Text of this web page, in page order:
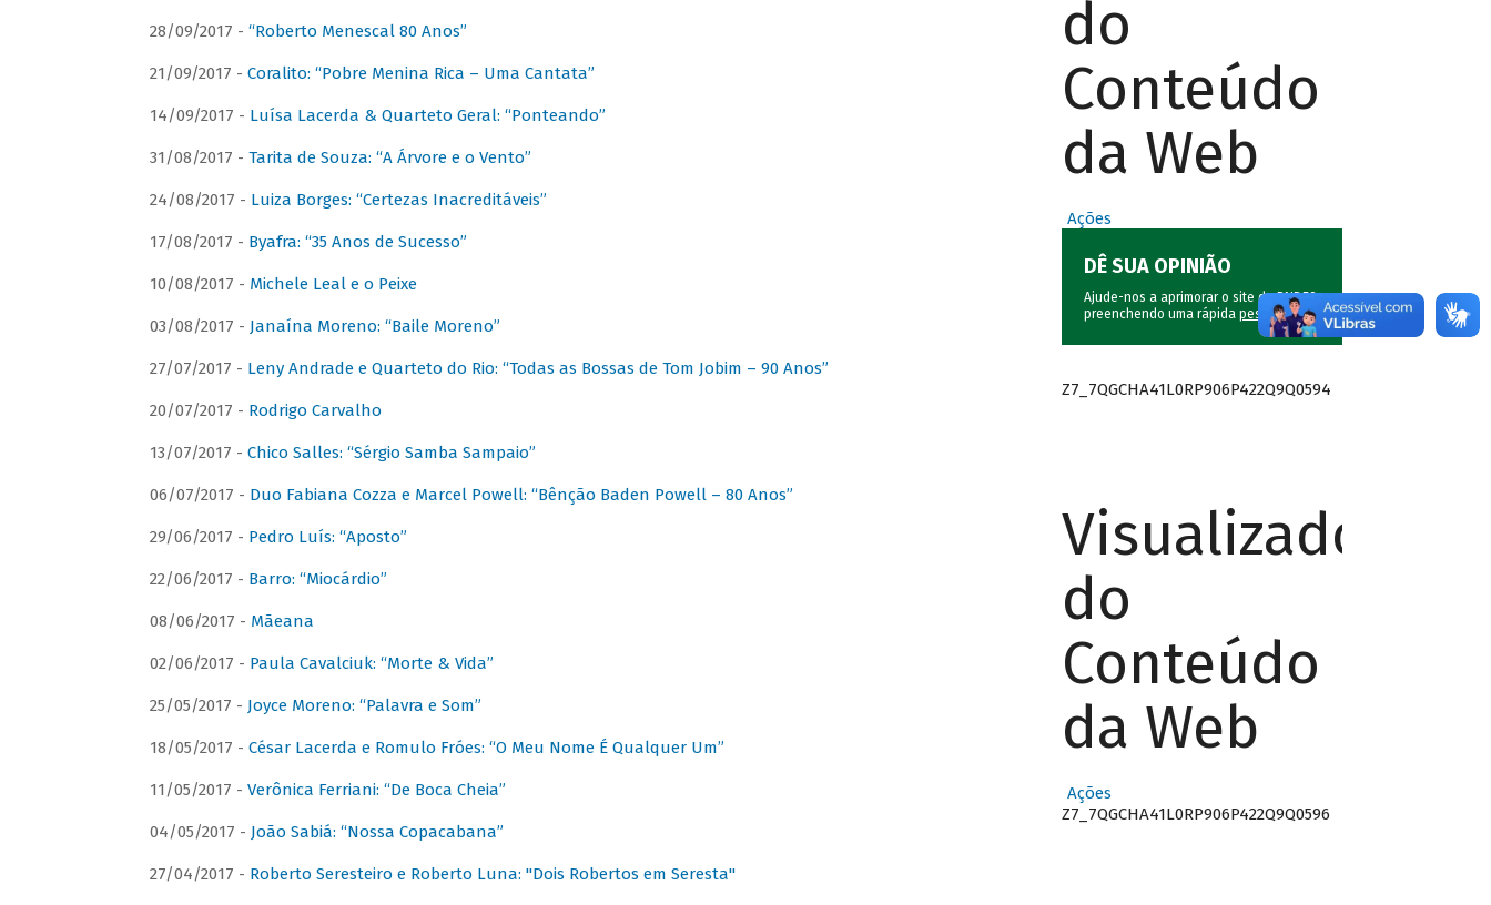
28/09/2017 - “Roberto Menescal 80 Anos”
21/09/2017 - Coralito: “Pobre Menina Rica – Uma Cantata”
14/09/2017 - Luísa Lacerda & Quarteto Geral: “Ponteando”
31/08/2017 - Tarita de Souza: “A Árvore e o Vento”
24/08/2017 - Luiza Borges: “Certezas Inacreditáveis”
17/08/2017 - Byafra: “35 Anos de Sucesso”
10/08/2017 - Michele Leal e o Peixe
03/08/2017 - Janaína Moreno: “Baile Moreno”
27/07/2017 - Leny Andrade e Quarteto do Rio: “Todas as Bossas de Tom Jobim – 90 Anos”
20/07/2017 - Rodrigo Carvalho
13/07/2017 - Chico Salles: “Sérgio Samba Sampaio”
06/07/2017 - Duo Fabiana Cozza e Marcel Powell: “Bênção Baden Powell – 80 Anos”
29/06/2017 - Pedro Luís: “Aposto”
22/06/2017 - Barro: “Miocárdio”
08/06/2017 - Mãeana
02/06/2017 - Paula Cavalciuk: “Morte & Vida”
25/05/2017 - Joyce Moreno: “Palavra e Som”
18/05/2017 - César Lacerda e Romulo Fróes: “O Meu Nome É Qualquer Um”
11/05/2017 - Verônica Ferriani: “De Boca Cheia”
04/05/2017 - João Sabiá: “Nossa Copacabana”
27/04/2017 - Roberto Seresteiro e Roberto Luna: "Dois Robertos em Seresta"
do
Conteúdo
da Web
Ações
DÊ SUA OPINIÃO
Ajude-nos a aprimorar o site do BNDES
preenchendo uma rápida pesquisa.
Z7_7QGCHA41L0RP906P422Q9Q0594
Visualizador
do
Conteúdo
da Web
Ações
Z7_7QGCHA41L0RP906P422Q9Q0596